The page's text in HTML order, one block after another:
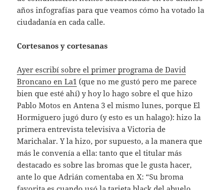
años infografías para que veamos cómo ha votado la
ciudadanía en cada calle.
Cortesanos y cortesanas
Ayer escribí sobre el primer programa de David
Broncano en La1 (que no me gustó pero me parece
bien que esté ahí) y hoy lo hago sobre el que hizo
Pablo Motos en Antena 3 el mismo lunes, porque El
Hormiguero jugó duro (y esto es un halago): hizo la
primera entrevista televisiva a Victoria de
Marichalar. Y la hizo, por supuesto, a la manera que
más le convenía a ella: tanto que el titular más
destacado es sobre las bromas que le gusta hacer,
ante lo que Adrián comentaba en X: “Su broma